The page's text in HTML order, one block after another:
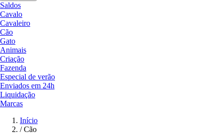
Saldos
Cavalo
Cavaleiro
Cão
Gato
Animais
Criação
Fazenda
Especial de verão
Enviados em 24h
Liquidação
Marcas
Início
/ Cão